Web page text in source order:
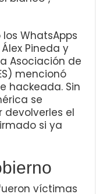
WhatsApps
Pineda y
Asociación de
mencionó
hackeada. Sin
se
el
si ya
víctimas